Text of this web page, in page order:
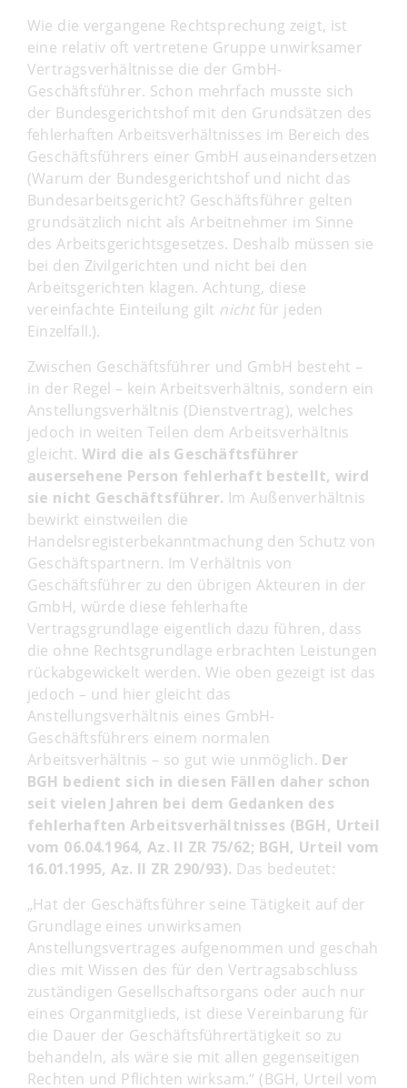
Wie die vergangene Rechtsprechung zeigt, ist
eine relativ oft vertretene Gruppe unwirksamer
Vertragsverhältnisse die der GmbH-
Geschäftsführer. Schon mehrfach musste sich
der Bundesgerichtshof mit den Grundsätzen des
fehlerhaften Arbeitsverhältnisses im Bereich des
Geschäftsführers einer GmbH auseinandersetzen
(Warum der Bundesgerichtshof und nicht das
Bundesarbeitsgericht? Geschäftsführer gelten
grundsätzlich nicht als Arbeitnehmer im Sinne
des Arbeitsgerichtsgesetzes. Deshalb müssen sie
bei den Zivilgerichten und nicht bei den
Arbeitsgerichten klagen. Achtung, diese
vereinfachte Einteilung gilt nicht für jeden
Einzelfall.).
Zwischen Geschäftsführer und GmbH besteht –
in der Regel – kein Arbeitsverhältnis, sondern ein
Anstellungsverhältnis (Dienstvertrag), welches
jedoch in weiten Teilen dem Arbeitsverhältnis
gleicht.Wird die als Geschäftsführer
ausersehene Person fehlerhaft bestellt, wird
sie nicht Geschäftsführer. Im Außenverhältnis
bewirkt einstweilen die
Handelsregisterbekanntmachung den Schutz von
Geschäftspartnern. Im Verhältnis von
Geschäftsführer zu den übrigen Akteuren in der
GmbH, würde diese fehlerhafte
Vertragsgrundlage eigentlich dazu führen, dass
die ohne Rechtsgrundlage erbrachten Leistungen
rückabgewickelt werden. Wie oben gezeigt ist das
jedoch – und hier gleicht das
Anstellungsverhältnis eines GmbH-
Geschäftsführers einem normalen
Arbeitsverhältnis – so gut wie unmöglich. Der
BGH bedient sich in diesen Fällen daher schon
seit vielen Jahren bei dem Gedanken des
fehlerhaften Arbeitsverhältnisses (BGH, Urteil
vom 06.04.1964, Az. II ZR 75/62; BGH, Urteil vom
16.01.1995, Az. II ZR 290/93). Das bedeutet:
„Hat der Geschäftsführer seine Tätigkeit auf der
Grundlage eines unwirksamen
Anstellungsvertrages aufgenommen und geschah
dies mit Wissen des für den Vertragsabschluss
zuständigen Gesellschaftsorgans oder auch nur
eines Organmitglieds, ist diese Vereinbarung für
die Dauer der Geschäftsführertätigkeit so zu
behandeln, als wäre sie mit allen gegenseitigen
Rechten und Pflichten wirksam.“ (BGH, Urteil vom